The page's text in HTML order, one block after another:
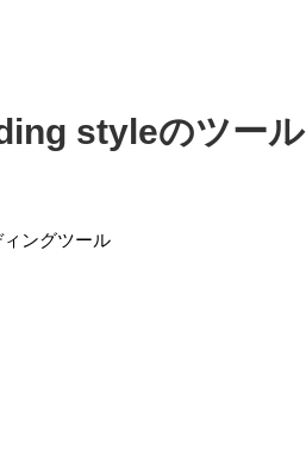
styleのツール
ングツール